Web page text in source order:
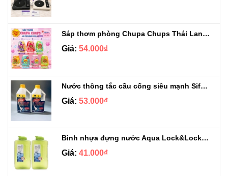
Sáp thơm phòng Chupa Chups Thái Lan 230g
Giá: 54.000₫
Nước thông tắc cầu cống siêu mạnh Sifa 1.4kg
Giá: 53.000₫
Bình nhựa đựng nước Aqua Lock&Lock 2.1L
Giá: 41.000₫